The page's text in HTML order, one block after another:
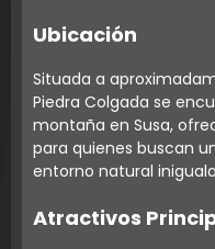
Ubicación
Situada a
Piedra Colgada se
montaña en Susa,
para quienes buscan
entorno natural
Atractivos